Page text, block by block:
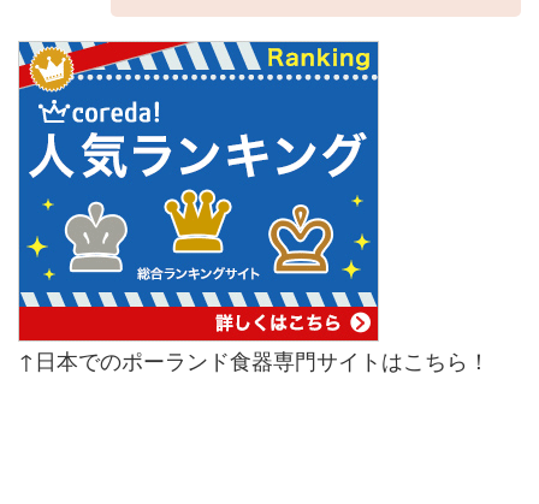
↑日本でのポーランド食器専門サイトはこちら！